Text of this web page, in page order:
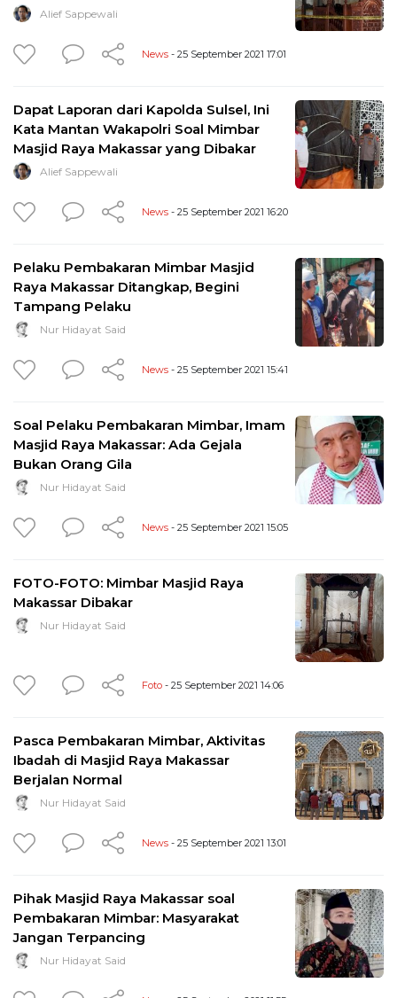
Alief Sappewali
News - 25 September 2021 17:01
Dapat Laporan dari Kapolda Sulsel, Ini
Kata Mantan Wakapolri Soal Mimbar
Masjid Raya Makassar yang Dibakar
Alief Sappewali
News - 25 September 2021 16:20
Pelaku Pembakaran Mimbar Masjid
Raya Makassar Ditangkap, Begini
Tampang Pelaku
Nur Hidayat Said
News - 25 September 2021 15:41
Soal Pelaku Pembakaran Mimbar, Imam
Masjid Raya Makassar: Ada Gejala
Bukan Orang Gila
Nur Hidayat Said
News - 25 September 2021 15:05
FOTO-FOTO: Mimbar Masjid Raya
Makassar Dibakar
Nur Hidayat Said
Foto - 25 September 2021 14:06
Pasca Pembakaran Mimbar, Aktivitas
Ibadah di Masjid Raya Makassar
Berjalan Normal
Nur Hidayat Said
News - 25 September 2021 13:01
Pihak Masjid Raya Makassar soal
Pembakaran Mimbar: Masyarakat
Jangan Terpancing
Nur Hidayat Said